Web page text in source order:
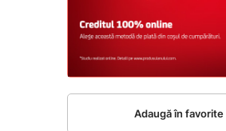
Adaugă în favorite